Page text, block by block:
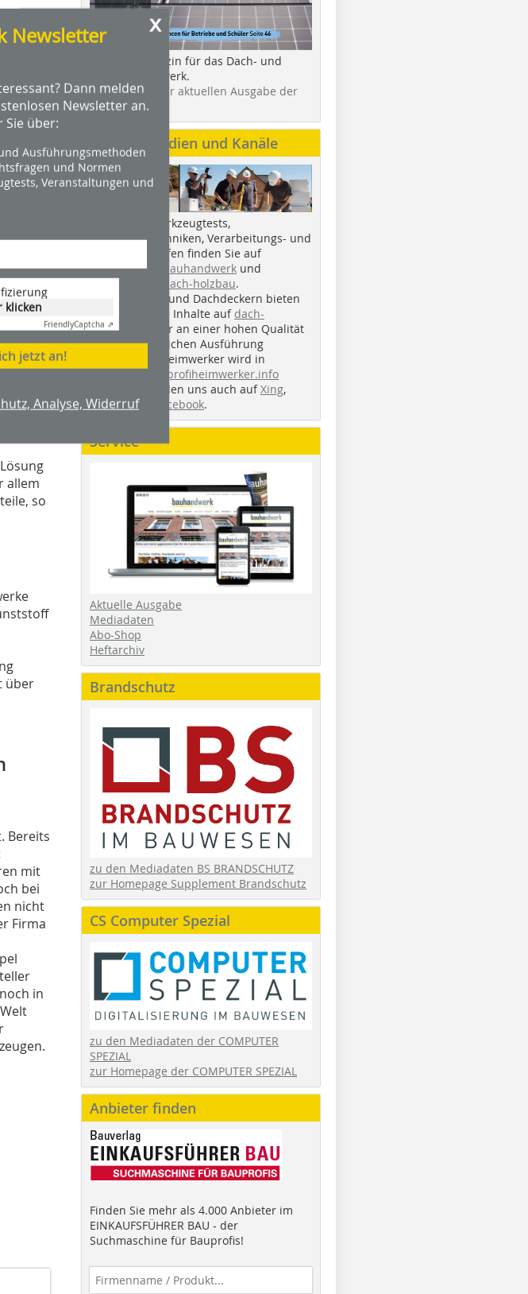
in
die
den
eine
Vorteil
Triflex
Das
seit
allem
so
über
Bereits
mit
bei
nicht
Firma
in
x
Newsletter
Dann melden
Newsletter an.
Sie über:
Ausführungsmethoden
und Normen
Veranstaltungen und
klicken
FriendlyCaptcha ⇗
jetzt an!
Analyse, Widerruf
Das Profimagazin für das Dach- und
Holzbauhandwerk.
Hier geht es zur aktuellen Ausgabe der
dach+holzbau.
Weitere Medien und Kanäle
Videos von Werkzeugtests,
Handwerkstechniken, Verarbeitungs- und
Montageabläufen finden Sie auf
youtube.com/bauhandwerk und
youtube.com/dach-holzbau.
Zimmerleuten und Dachdeckern bieten
wir spannende Inhalte auf dach-
holzbau.de
, der an einer hohen Qualität
der handwerklichen Ausführung
interessierte Heimwerker wird in
unserem Blog
profiheimwerker.info
fündig. Sie finden uns auch aufXing,
Twitterund Facebook.
Service
Aktuelle Ausgabe
Mediadaten
Abo-Shop
Heftarchiv
Brandschutz
zu den Mediadaten BS BRANDSCHUTZ
zur Homepage Supplement Brandschutz
CS Computer Spezial
zu den Mediadaten der COMPUTER
SPEZIAL
zur Homepage der COMPUTER SPEZIAL
Anbieter finden
Finden Sie mehr als 4.000 Anbieter im
EINKAUFSFÜHRER BAU - der
Suchmaschine für Bauprofis!